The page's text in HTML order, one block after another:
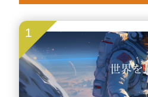
1